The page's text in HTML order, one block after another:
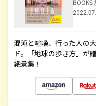
BOOKS
混沌と喧噪、行った人の
ド。「地球の歩き方」が
絶景集！